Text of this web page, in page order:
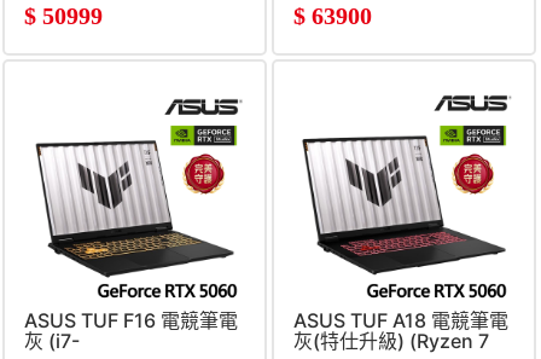
$ 50999
RTX5060/W11)
$ 63900
ASUS TUF F16 電競筆電
灰 (i7-
ASUS TUF A18 電競筆電
灰(特仕升級) (Ryzen 7